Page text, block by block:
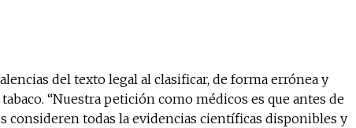
del texto legal al clasificar, de forma errónea y
“Nuestra petición como médicos es que antes de
todas la evidencias científicas disponibles y